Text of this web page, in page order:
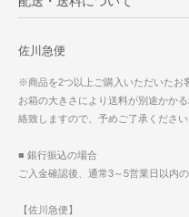
佐川急便
※商品を2つ以上ご購入いただいたお
お箱の大きさにより送料が別途かか
絡致しますので、予めご了承ください
■ 銀行振込の場合
ご入金確認後、通常3～5営業日以内の
【佐川急便】